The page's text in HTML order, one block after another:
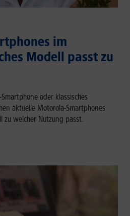
im
Modell passt zu
oder klassisches
aktuelle Motorola-Smartphones
zu welcher Nutzung passt.